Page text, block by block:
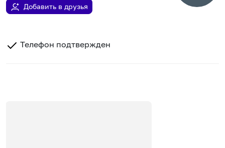
Добавить в друзья
Телефон подтвержден